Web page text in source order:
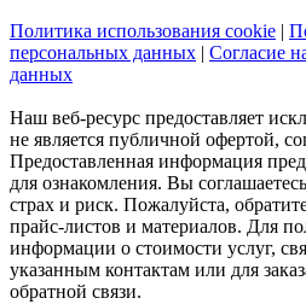
Политика использования cookie
персональных данных
Согласие
данных
Наш веб-ресурс предоставляет
не является публичной офертой,
Предоставленная информация
для ознакомления. Вы
страх и риск. Пожалуйста,
прайс-листов и материалов. Для
информации о стоимости услуг,
указанным контактам или для
обратной связи.